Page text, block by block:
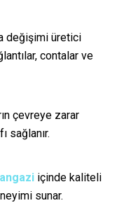
değişimi üretici
contalar ve
çevreye zarar
sağlanır.
içinde kaliteli
sunar.